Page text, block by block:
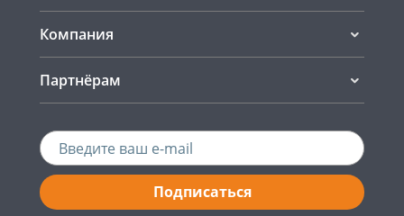
Компания
Партнёрам
Подписаться